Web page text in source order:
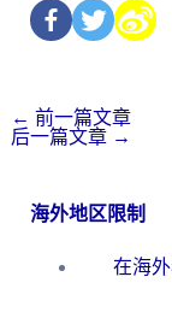
← 前一篇文章
后一篇文章 →
海外地区限制